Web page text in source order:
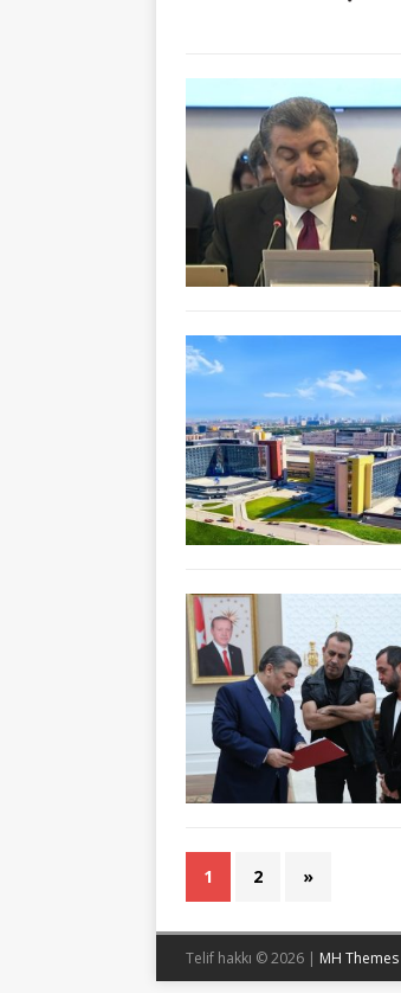
1 2 »
Telif hakkı © 2026 | MH Themes